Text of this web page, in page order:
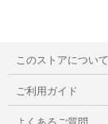
このストアについて
ご利用ガイド